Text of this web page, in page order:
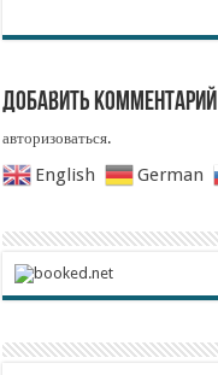
Добавить комментарий
авторизоваться.
English German